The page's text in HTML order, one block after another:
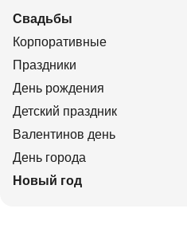
Свадьбы
Корпоративные
Праздники
День рождения
Детский праздник
Валентинов день
День города
Новый год